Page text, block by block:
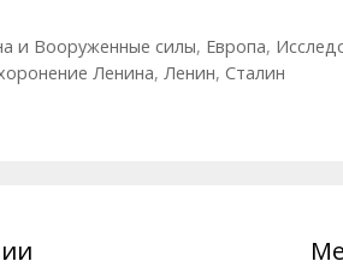
и Вооруженные силы, Европа,
Ленина, Ленин, Сталин